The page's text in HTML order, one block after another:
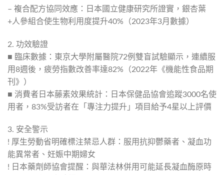
– 複合配方協同效應：日本國立健康研究所證實，銀杏葉
+人參組合使生物利用度提升40%（2023年3月數據）
2. 功效驗證
■ 臨床數據：東京大學附屬醫院72例雙盲試驗顯示，連續服
用8週後，疲勞指數改善率達82%（2022年《機能性食品期
刊》）
■ 消費者日本藤素效果統計：日本保健品協會追蹤3000名使
用者，83%受訪者在「專注力提升」項目給予4星以上評價
3. 安全警示
! 厚生勞動省明確標注禁忌人群：服用抗抑鬱藥者、凝血功
能異常者、妊娠中期婦女
! 日本藥劑師協會提醒：與華法林併用可能延長凝血酶原時